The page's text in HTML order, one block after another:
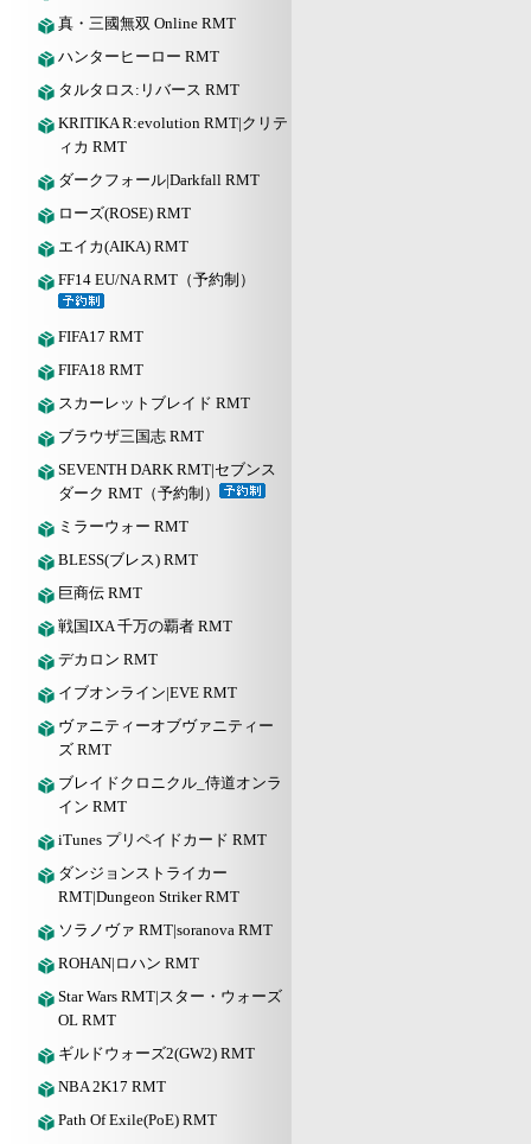
真・三國無双 Online RMT
ハンターヒーロー RMT
タルタロス:リバース RMT
KRITIKA R:evolution RMT|クリテ
ィカ RMT
ダークフォール|Darkfall RMT
ローズ(ROSE) RMT
エイカ(AIKA) RMT
FF14 EU/NA RMT（予約制）
FIFA17 RMT
FIFA18 RMT
スカーレットブレイド RMT
ブラウザ三国志 RMT
SEVENTH DARK RMT|セブンス
ダーク RMT（予約制）
ミラーウォー RMT
BLESS(ブレス) RMT
巨商伝 RMT
戦国IXA 千万の覇者 RMT
デカロン RMT
イブオンライン|EVE RMT
ヴァニティーオブヴァニティー
ズ RMT
ブレイドクロニクル_侍道オンラ
イン RMT
iTunes プリペイドカード RMT
ダンジョンストライカー
RMT|Dungeon Striker RMT
ソラノヴァ RMT|soranova RMT
ROHAN|ロハン RMT
Star Wars RMT|スター・ウォーズ
OL RMT
ギルドウォーズ2(GW2) RMT
NBA 2K17 RMT
Path Of Exile(PoE) RMT